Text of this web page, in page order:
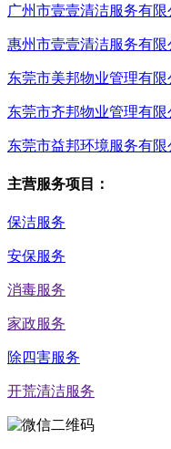
广州市壹壹清洁服务有限
惠州市壹壹清洁服务有限
东莞市美邦物业管理有限
东莞市齐邦物业管理有限
东莞市益邦环境服务有限
主营服务项目：
保洁服务
安保服务
消毒服务
家政服务
除四害服务
开荒清洁服务